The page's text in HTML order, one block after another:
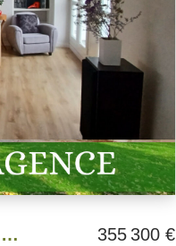
EXCLUSIVITE APPARTEMENT BREST TRIANGLE D'OR 355 300 €